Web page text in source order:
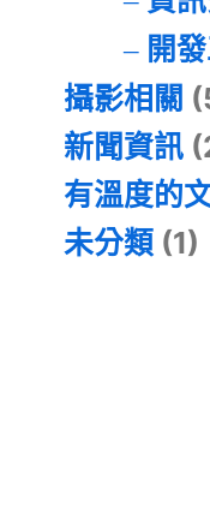
開
攝影相關
新聞資訊
有溫度的
未分類 (1)